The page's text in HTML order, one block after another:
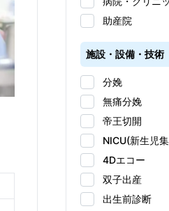
助産院
施設・設備・技術
分娩
無痛分娩
帝王切開
NICU(新生児
4Dエコー
双子出産
出生前診断